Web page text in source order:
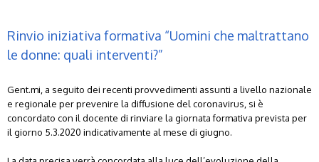
Rinvio iniziativa formativa “Uomini che maltrattano
le donne: quali interventi?”
Gent.mi, a seguito dei recenti provvedimenti assunti a livello nazionale
e regionale per prevenire la diffusione del coronavirus, si è
concordato con il docente di rinviare la giornata formativa prevista per
il giorno 5.3.2020 indicativamente al mese di giugno.